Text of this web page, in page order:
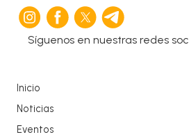
Síguenos en nuestras redes
Inicio
Noticias
Eventos